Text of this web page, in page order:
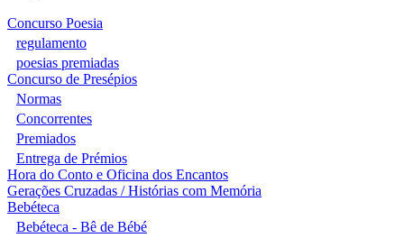
Concurso Poesia
regulamento
poesias premiadas
Concurso de Presépios
Normas
Concorrentes
Premiados
Entrega de Prémios
Hora do Conto e Oficina dos Encantos
Gerações Cruzadas / Histórias com Memória
Bebéteca
Bebéteca - Bê de Bébé